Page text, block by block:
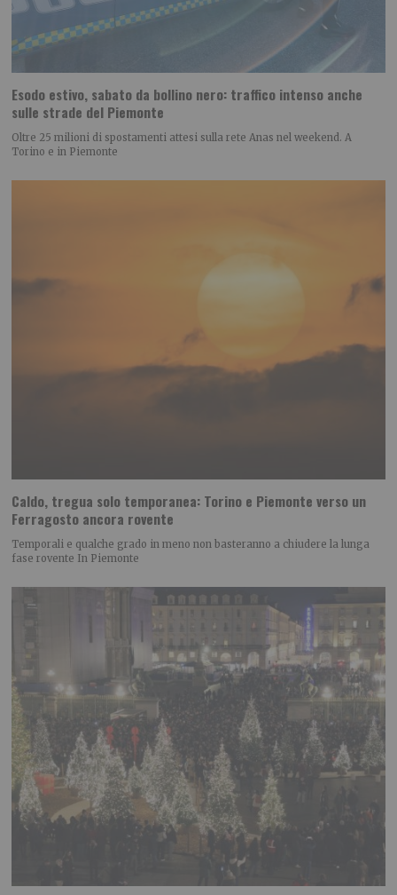
Esodo estivo, sabato da bollino nero: traffico intenso anche
sulle strade del Piemonte
Oltre 25 milioni di spostamenti attesi sulla rete Anas nel weekend. A
Torino e in Piemonte
Caldo, tregua solo temporanea: Torino e Piemonte verso un
Ferragosto ancora rovente
Temporali e qualche grado in meno non basteranno a chiudere la lunga
fase rovente In Piemonte